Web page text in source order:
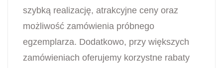
szybką realizację, atrakcyjne ceny oraz
możliwość zamówienia próbnego
egzemplarza. Dodatkowo, przy większych
zamówieniach oferujemy korzystne rabaty